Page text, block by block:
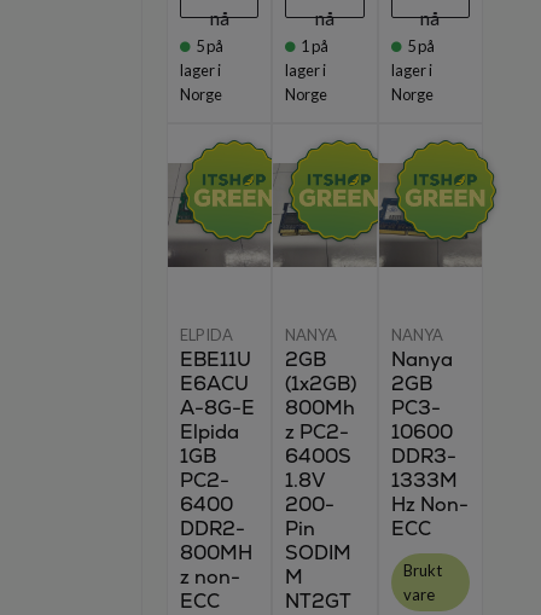
nå
5på
lager i
Norge
nå
1 på
lager i
Norge
nå
5 på
lager i
Norge
ELPIDA
EBE11U
E6ACU
A-8G-E
Elpida
1GB
PC2-
6400
DDR2-
800MH
z non-
ECC
NANYA
2GB
(1x2GB)
800Mh
z PC2-
6400S
1.8V
200-
Pin
SODIM
M
NT2GT
NANYA
Nanya
2GB
PC3-
10600
DDR3-
1333M
Hz Non-
ECC
Brukt
vare